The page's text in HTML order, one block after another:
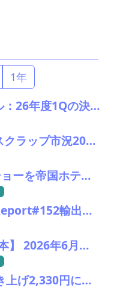
1年
三菱マテリアル：26年度1Qの決算説明会を開催。業績見通しを大幅上方修正
鉛バッテリースクラップ市況2026＃6 9月の最盛期目前ながらも続伸相場に陰り――ついに精錬所の操業も本格的な採算割れに
MRAIロードショーを帝国ホテルで開催 「MRAI国際ビジネスサミット(IBS2026)」、日本のリサイクル企業に参加呼びかけ
精製鉛輸出入Report#152輸出 2026年前半精製鉛・硬鉛ともに中国向け輸出急増
【貿易統計/日本】 2026年6月一覧表
銅建値50円引き上げ2,330円に 中東緊張緩和期待でLME続伸、円高も一服